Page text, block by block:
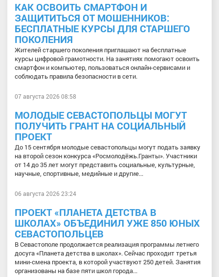
КАК ОСВОИТЬ СМАРТФОН И
ЗАЩИТИТЬСЯ ОТ МОШЕННИКОВ:
БЕСПЛАТНЫЕ КУРСЫ ДЛЯ СТАРШЕГО
ПОКОЛЕНИЯ
Жителей старшего поколения приглашают на бесплатные
курсы цифровой грамотности. На занятиях помогают освоить
смартфон и компьютер, пользоваться онлайн-сервисами и
соблюдать правила безопасности в сети.
07 августа 2026 08:58
МОЛОДЫЕ СЕВАСТОПОЛЬЦЫ МОГУТ
ПОЛУЧИТЬ ГРАНТ НА СОЦИАЛЬНЫЙ
ПРОЕКТ
До 15 сентября молодые севастопольцы могут подать заявку
на второй сезон конкурса «Росмолодёжь.Гранты». Участники
от 14 до 35 лет могут представить социальные, культурные,
научные, спортивные, медийные и другие...
06 августа 2026 23:24
ПРОЕКТ «ПЛАНЕТА ДЕТСТВА В
ШКОЛАХ» ОБЪЕДИНИЛ УЖЕ 850 ЮНЫХ
СЕВАСТОПОЛЬЦЕВ
В Севастополе продолжается реализация программы летнего
досуга «Планета детства в школах». Сейчас проходит третья
мини-смена проекта, в которой участвуют 250 детей. Занятия
организованы на базе пяти школ города...